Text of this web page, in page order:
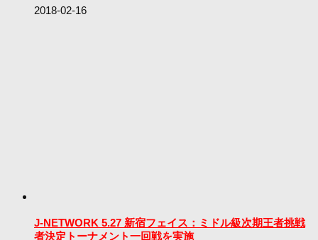
2018-02-16
J-NETWORK 5.27 新宿フェイス：ミドル級次期王者挑戦
者決定トーナメント一回戦を実施